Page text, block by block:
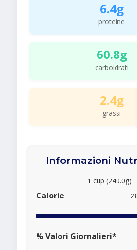
6.4g
proteine
60.8g
carboidrati
2.4g
grassi
Informazioni
1 cup (240.0g)
Calorie
% Valori Giornalieri*